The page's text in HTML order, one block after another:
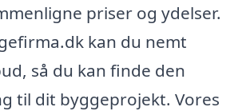
priser og ydelser.
kan du nemt
så du kan finde den
til dit byggeprojekt. Vores